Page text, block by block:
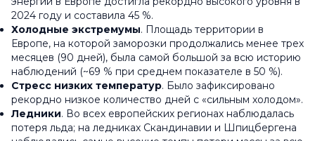
2024 году и составила 45 %.
Холодные экстремумы. Площадь территории в
Европе, на которой заморозки продолжались менее трех
месяцев (90 дней), была самой большой за всю историю
наблюдений (~69 % при среднем показателе в 50 %).
Стресс низких температур. Было зафиксировано
рекордно низкое количество дней с «сильным холодом».
Ледники. Во всех европейских регионах наблюдалась
потеря льда; на ледниках Скандинавии и Шпицбергена